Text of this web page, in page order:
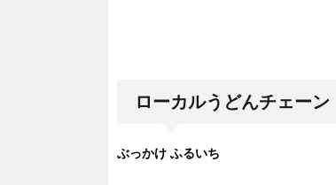
ローカルうどんチェーン
ぶっかけ ふるいち